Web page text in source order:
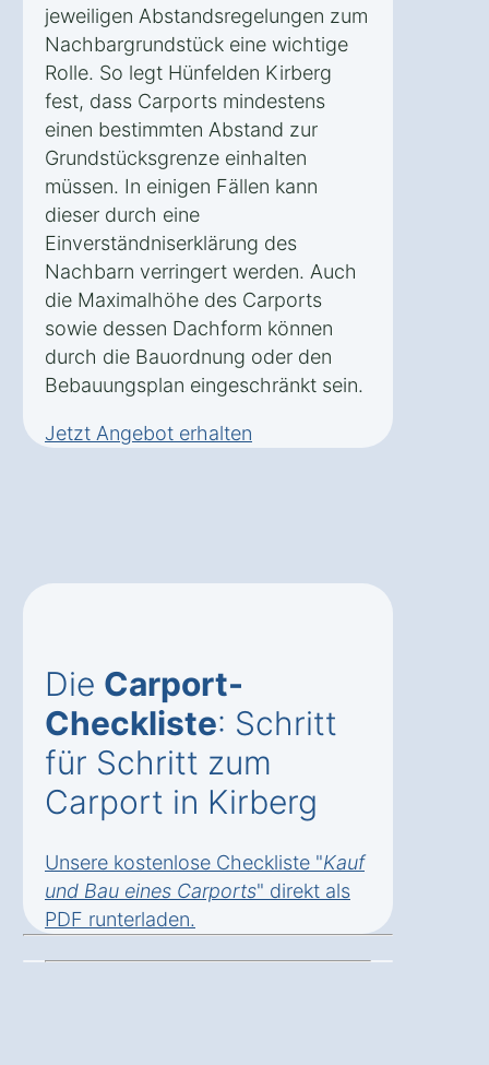
jeweiligen Abstandsregelungen zum
Nachbargrundstück eine wichtige
Rolle. So legt Hünfelden Kirberg
fest, dass Carports mindestens
einen bestimmten Abstand zur
Grundstücksgrenze einhalten
müssen. In einigen Fällen kann
dieser durch eine
Einverständniserklärung des
Nachbarn verringert werden. Auch
die Maximalhöhe des Carports
sowie dessen Dachform können
durch die Bauordnung oder den
Bebauungsplan eingeschränkt sein.
Jetzt Angebot erhalten
Die Carport-
Checkliste: Schritt
für Schritt zum
Carport in Kirberg
Unsere kostenlose Checkliste "Kauf
und Bau eines Carports" direkt als
PDF runterladen.